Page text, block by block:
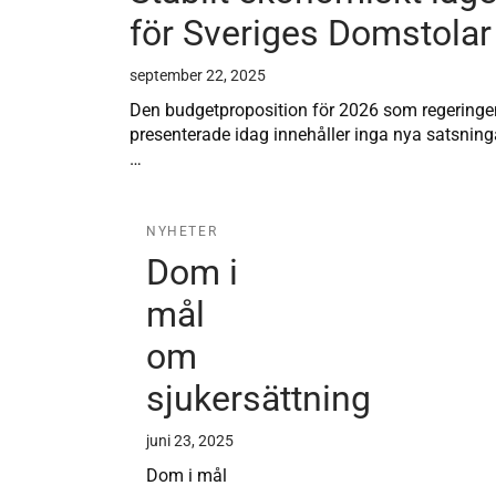
för Sveriges Domstolar
september 22, 2025
Den budgetproposition för 2026 som
presenterade idag innehåller inga nya
…
NYHETER
Dom i
mål
om
sjukersättning
juni 23, 2025
Dom i mål